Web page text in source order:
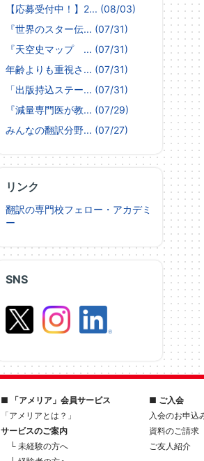
SNS
【応募受付中！】2... (08/03)
『世界のスター伝... (07/31)
『天空史マップ ... (07/31)
年齢よりも重視さ... (07/31)
「出版持込ステー... (07/31)
『減量専門医が教... (07/29)
みんなの翻訳分野... (07/27)
リンク
翻訳の専門校フェロー・アカデミ
ー
■ 「アメリア」会員サービス
「アメリアとは？」
サービスのご案内
└ 未経験の方へ
■ ご入会
入会のお申込
資料のご請求
ご友人紹介